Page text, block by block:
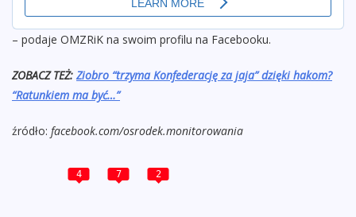
– podaje OMZRiK na swoim profilu na Facebooku.
ZOBACZ TEŻ: Ziobro “trzyma Konfederację za jaja” dzięki hakom?
“Ratunkiem ma być…”
źródło: facebook.com/osrodek.monitorowania
4 7 2